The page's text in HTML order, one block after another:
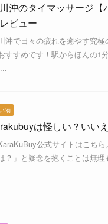
沖のタイマッサージ
ビュー
沖で日々の疲れを癒やす究
すすめです！駅からほんの1
物
は怪しい？いい
公式サイトはこち
？」と疑念を抱くことは無